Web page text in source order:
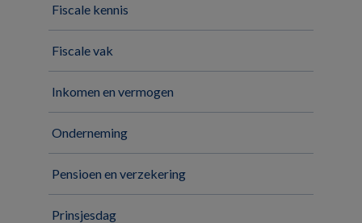
Fiscale kennis
Fiscale vak
Inkomen en vermogen
Onderneming
Pensioen en verzekering
Prinsjesdag